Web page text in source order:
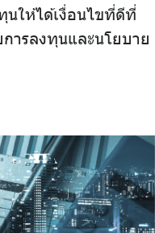
นให้ได้เงื่อนไขที่ดีที่
ารลงทุนและนโยบาย